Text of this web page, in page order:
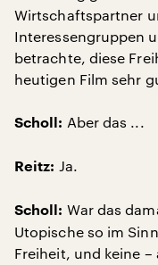
Wirtschaftspartner
Interessengruppen
betrachte, diese
heutigen Film sehr
Scholl: Aber das ...
Reitz: Ja.
Scholl: War das
Utopische so im
Freiheit, und keine